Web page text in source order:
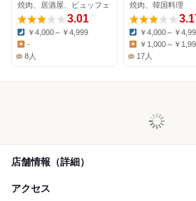
焼肉、居酒屋、ビュッフェ
3.01
Dinner:
￥4,000～￥4,999
Lunch:
-
8人
焼肉、韓国料理
Dinner:
￥4,000～￥
Lunch:
￥1,000～￥
17人
店舗情報（詳細）
アクセス